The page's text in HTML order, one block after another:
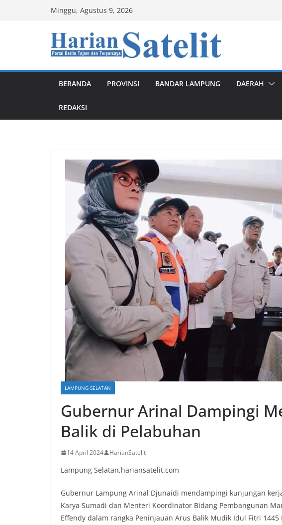
Minggu, Agustus 9, 2026
BERANDA PROVINSI BANDAR LAMPUNG DAERAH
REDAKSI
LAMPUNG SELATAN
Gubernur Arinal Dampingi
Balik di Pelabuhan
14 April 2024 HarianSatelit
Lampung Selatan,hariansatelit.com
Gubernur Lampung Arinal Djunaidi mendampingi kunjungan
Karya Sumadi dan Menteri Koordinator Bidang Pembangunan
Effendy dalam rangka Peninjauan Arus Balik Mudik Idul Fitri